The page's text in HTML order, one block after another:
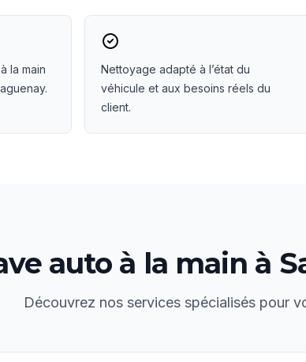
la main
Nettoyage adapté à l’état du
véhicule et aux besoins réels du
client.
auto à la main à
Découvrez nos services spécialisés pour